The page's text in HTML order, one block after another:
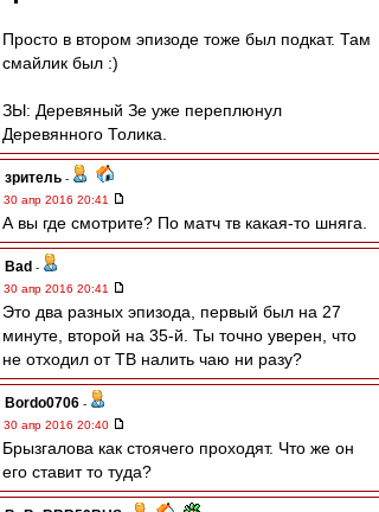
Просто в втором эпизоде тоже был подкат. Там
смайлик был :)
ЗЫ: Деревяный Зе уже переплюнул
Деревянного Толика.
зpитель -
30 апр 2016 20:41
А вы где смотрите? По матч тв какая-то шняга.
Bad -
30 апр 2016 20:41
Это два разных эпизода, первый был на 27
минуте, второй на 35-й. Ты точно уверен, что
не отходил от ТВ налить чаю ни разу?
Bordo0706 -
30 апр 2016 20:40
Брызгалова как стоячего проходят. Что же он
его ставит то туда?